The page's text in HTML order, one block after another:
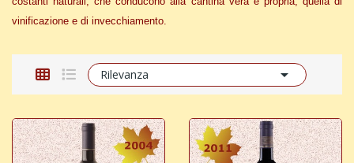
vinificazione e di invecchiamento.
Rilevanza 